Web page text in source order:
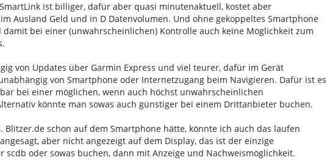
ist billiger, dafür aber quasi minutenaktuell, kostet aber
Ausland Geld und in D Datenvolumen. Und ohne gekoppeltes Smartphone
damit bei einer (unwahrscheinlichen) Kontrolle auch keine Möglichkeit zum
von Updates über Garmin Express und viel teurer, dafür im Gerät
von Smartphone oder Internetzugang beim Navigieren. Dafür ist es
bei einer möglichen, wenn auch höchst unwahrscheinlichen
könnte man sowas auch günstiger bei einem Drittanbieter buchen.
Blitzer.de schon auf dem Smartphone hätte, könnte ich auch das laufen
aber nicht angezeigt auf dem Display, das ist der einzige
scdb oder sowas buchen, dann mit Anzeige und Nachweismöglichkeit.